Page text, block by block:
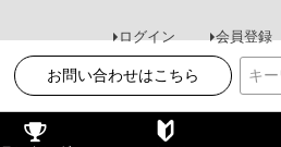
ログイン
会員登録
お問い合わせはこちら